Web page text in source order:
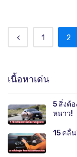
1 2
เนื้อหาเด่น
5 สิ่งต้
หนาว!
15 คลื่